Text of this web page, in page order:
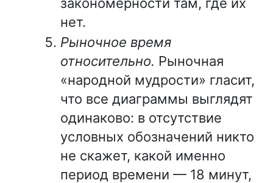
нет.
Рыночное время
относительно. Рыночная
«народной мудрости» гласит,
что все диаграммы выглядят
одинаково: в отсутствие
условных обозначений никто
не скажет, какой именно
период времени — 18 минут,